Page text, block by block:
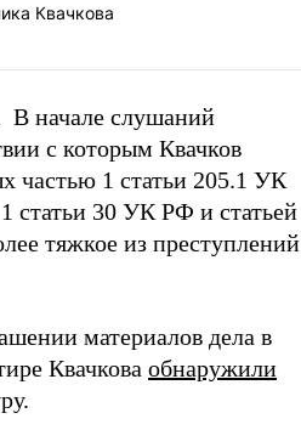
Квачкова
В начале слушаний
с которым Квачков
частью 1 статьи 205.1 УК
статьи 30 УК РФ и статьей
тяжкое из преступлений
материалов дела в
Квачкова обнаружили